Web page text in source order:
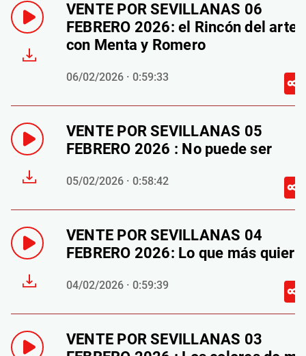
VENTE POR SEVILLANAS 06
FEBRERO 2026: el Rincón del arte
con Menta y Romero
06/02/2026 · 0:59:33
VENTE POR SEVILLANAS 05
FEBRERO 2026 : No puede ser
05/02/2026 · 0:58:42
VENTE POR SEVILLANAS 04
FEBRERO 2026: Lo que más quiero
04/02/2026 · 0:59:39
VENTE POR SEVILLANAS 03